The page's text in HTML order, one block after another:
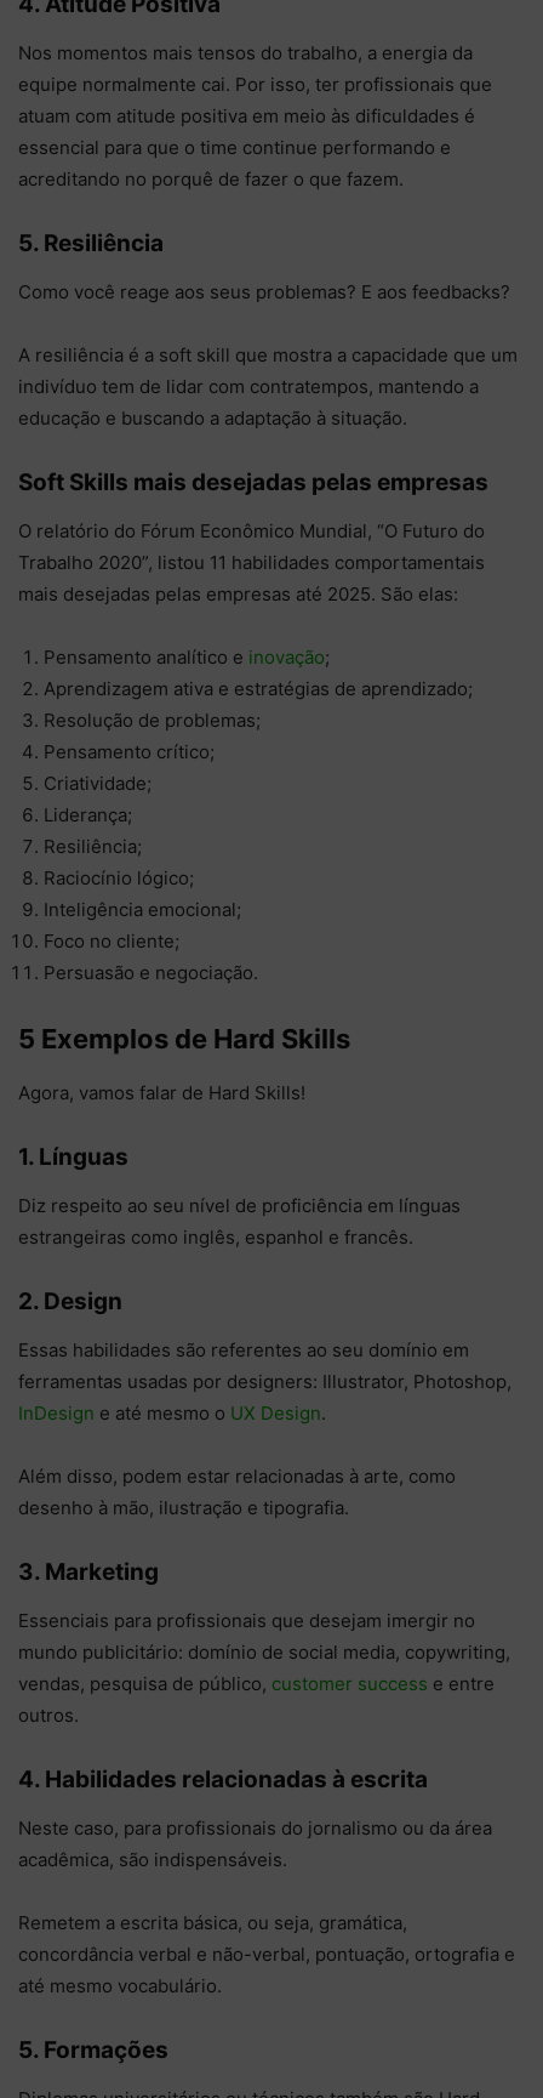
Nos momentos mais tensos do trabalho, a energia da
equipe normalmente cai. Por isso, ter profissionais que
atuam com atitude positiva em meio às dificuldades é
essencial para que o time continue performando e
acreditando no porquê de fazer o que fazem.
5. Resiliência
Como você reage aos seus problemas? E aos feedbacks?
A resiliência é a soft skill que mostra a capacidade que um
indivíduo tem de lidar com contratempos, mantendo a
educação e buscando a adaptação à situação.
Soft Skills mais desejadas pelas empresas
O relatório do Fórum Econômico Mundial, “O Futuro do
Trabalho 2020”, listou 11 habilidades comportamentais
mais desejadas pelas empresas até 2025. São elas:
Pensamento analítico e inovação;
Aprendizagem ativa e estratégias de aprendizado;
Resolução de problemas;
Pensamento crítico;
Criatividade;
Liderança;
Resiliência;
Raciocínio lógico;
Inteligência emocional;
Foco no cliente;
Persuasão e negociação.
5 Exemplos de Hard Skills
Agora, vamos falar de Hard Skills!
1. Línguas
Diz respeito ao seu nível de proficiência em línguas
estrangeiras como inglês, espanhol e francês.
2. Design
Essas habilidades são referentes ao seu domínio em
ferramentas usadas por designers: Illustrator, Photoshop,
InDesign e até mesmo o UX Design.
Além disso, podem estar relacionadas à arte, como
desenho à mão, ilustração e tipografia.
3. Marketing
Essenciais para profissionais que desejam imergir no
mundo publicitário: domínio de social media, copywriting,
vendas, pesquisa de público, customer success e entre
outros.
4. Habilidades relacionadas à escrita
Neste caso, para profissionais do jornalismo ou da área
acadêmica, são indispensáveis.
Remetem a escrita básica, ou seja, gramática,
concordância verbal e não-verbal, pontuação, ortografia e
até mesmo vocabulário.
5. Formações